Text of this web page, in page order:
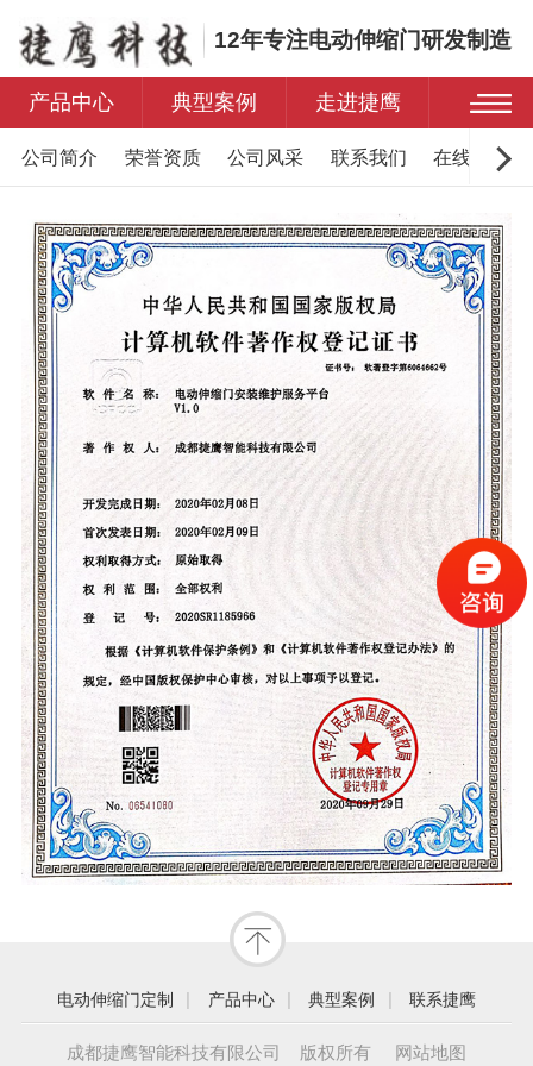
12年专注电动伸缩门研发制造
产品中心 典型案例 走进捷鹰
公司简介 荣誉资质 公司风采 联系我们 在线留言
电动伸缩门定制 | 产品中心 | 典型案例 | 联系捷鹰
成都捷鹰智能科技有限公司 版权所有 网站地图